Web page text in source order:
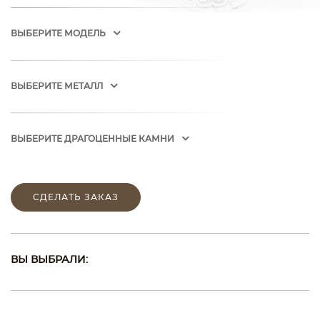
ВЫБЕРИТЕ МОДЕЛЬ
ВЫБЕРИТЕ МЕТАЛЛ
ВЫБЕРИТЕ ДРАГОЦЕННЫЕ КАМНИ
СДЕЛАТЬ ЗАКАЗ
ВЫ ВЫБРАЛИ: